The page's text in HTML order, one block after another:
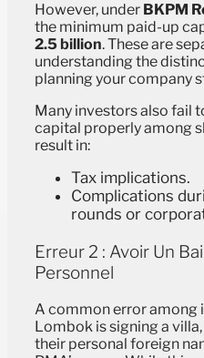
However, under BKPM
the minimum paid-up
2.5 billion. These are
understanding the
planning your company
Many investors also fail
capital properly among
result in:
Tax implications.
Complications
rounds or
Erreur 2 : Avoir Un
Personnel
A common error among
Lombok is signing a
their personal foreign